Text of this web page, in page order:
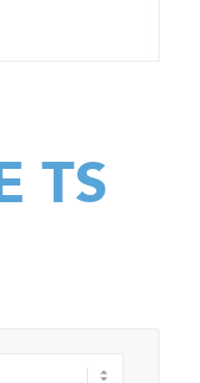
TS